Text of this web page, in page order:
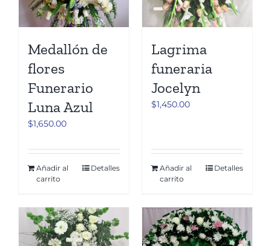
Medallón de
flores
Funerario
Luna Azul
$1,650.00
Añadir al
carrito
Detalles
Lagrima
funeraria
Jocelyn
$1,450.00
Añadir al
carrito
Detalles